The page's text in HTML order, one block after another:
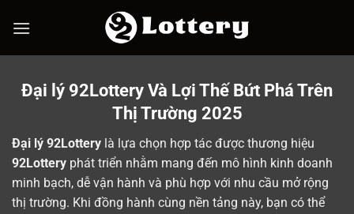
Đại lý 92Lottery Và Lợi Thế Bứt Phá Trên
Thị Trường 2025
Đại lý 92Lottery là lựa chọn hợp tác được thương hiệu
92Lottery phát triển nhằm mang đến mô hình kinh doanh
minh bạch, dễ vận hành và phù hợp với nhu cầu mở rộng
thị trường. Khi đồng hành cùng nền tảng này, bạn có thể